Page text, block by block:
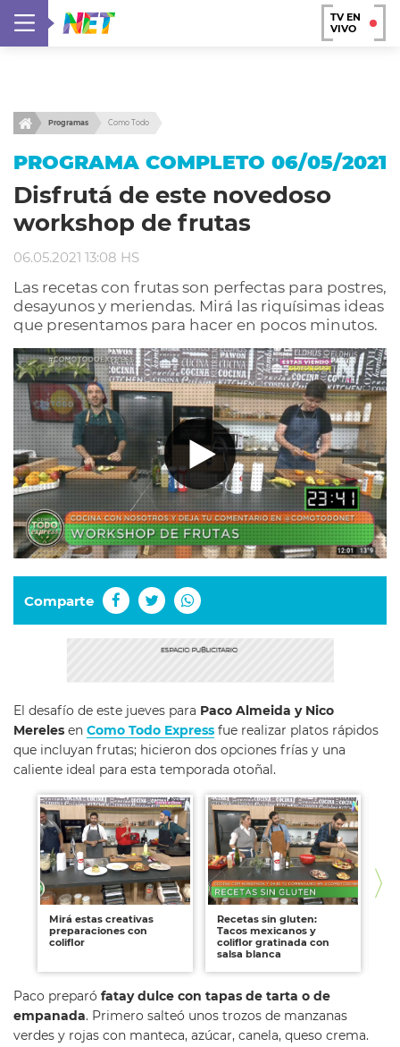
TV EN
VIVO
Programas Como Todo
PROGRAMA COMPLETO 06/05/2021
Disfrutá de este novedoso
workshop de frutas
06.05.2021 13:08 HS
Las recetas con frutas son perfectas para postres,
desayunos y meriendas. Mirá las riquísimas ideas
que presentamos para hacer en pocos minutos.
Comparte
El desafío de este jueves para Paco Almeida y Nico
Mereles en Como Todo Express fue realizar platos rápidos
que incluyan frutas; hicieron dos opciones frías y una
caliente ideal para esta temporada otoñal.
Mirá estas creativas
preparaciones con
coliflor
Recetas sin gluten:
Tacos mexicanos y
coliflor gratinada con
salsa blanca
Paco preparó fatay dulce con tapas de tarta o de
empanada. Primero salteó unos trozos de manzanas
verdes y rojas con manteca, azúcar, canela, queso crema.